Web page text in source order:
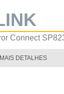
Connect
MAIS DETALHES